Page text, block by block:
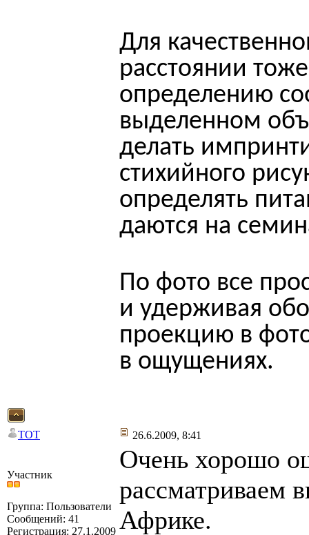
Для
расстоянии
определению
выделенном
делать
стихийного
определять
даются на
По фото все
и удерживая
проекцию в
в ощущениях.
TOT 26.6.2009, 8:41
Участник
Группа: Пользователи
Сообщений: 41
Регистрация: 27.1.2009
Очень хорошо
рассматриваем
Африке.